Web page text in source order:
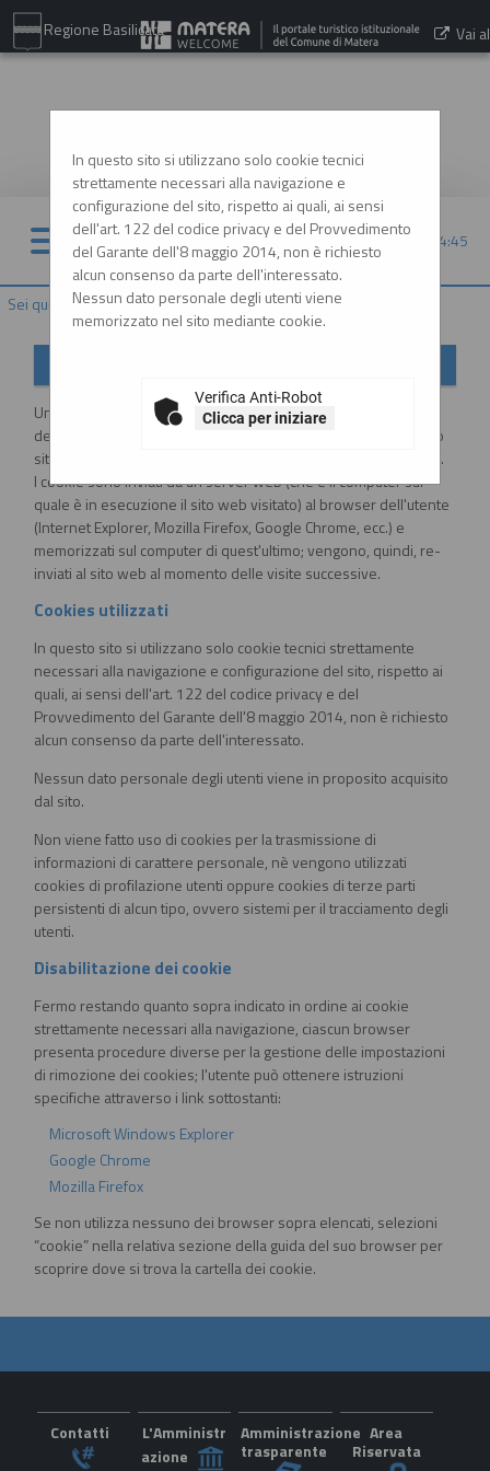
Regione Basilicata Vai al
06/08/2026 14:45
Sei qui: Home»Informazioni»Cookies
In questo sito si utilizzano solo cookie tecnici
strettamente necessari alla navigazione e
configurazione del sito, rispetto ai quali, ai sensi
dell'art. 122 del codice privacy e del Provvedimento
del Garante dell'8 maggio 2014, non è richiesto
alcun consenso da parte dell'interessato.
Nessun dato personale degli utenti viene
memorizzato nel sito mediante cookie.
Verifica Anti-Robot
Clicca per iniziare
Un "cookie" è un piccolo file di testo creato sul computer
dell'utente al momento in cui questo accede ad un determinato
sito, con lo scopo di immagazzinare e trasportare informazioni.
I cookie sono inviati da un server web (che è il computer sul
quale è in esecuzione il sito web visitato) al browser dell'utente
(Internet Explorer, Mozilla Firefox, Google Chrome, ecc.) e
memorizzati sul computer di quest'ultimo; vengono, quindi, re-
inviati al sito web al momento delle visite successive.
Cookies utilizzati
In questo sito si utilizzano solo cookie tecnici strettamente
necessari alla navigazione e configurazione del sito, rispetto ai
quali, ai sensi dell'art. 122 del codice privacy e del
Provvedimento del Garante dell'8 maggio 2014, non è richiesto
alcun consenso da parte dell'interessato.
Nessun dato personale degli utenti viene in proposito acquisito
dal sito.
Non viene fatto uso di cookies per la trasmissione di
informazioni di carattere personale, nè vengono utilizzati
cookies di profilazione utenti oppure cookies di terze parti
persistenti di alcun tipo, ovvero sistemi per il tracciamento degli
utenti.
Disabilitazione dei cookie
Fermo restando quanto sopra indicato in ordine ai cookie
strettamente necessari alla navigazione, ciascun browser
presenta procedure diverse per la gestione delle impostazioni
di rimozione dei cookies; l'utente può ottenere istruzioni
specifiche attraverso i link sottostanti:
Microsoft Windows Explorer
Google Chrome
Mozilla Firefox
Se non utilizza nessuno dei browser sopra elencati, selezioni
“cookie” nella relativa sezione della guida del suo browser per
scoprire dove si trova la cartella dei cookie.
Contatti
L'Amministr
azione
Amministrazione
trasparente
Area
Riservata